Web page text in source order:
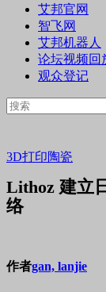
艾邦官网
智飞网
艾邦机器人
论坛视频回
观众登记
3D打印陶瓷
Lithoz 建立
络
作者gan, lanjie